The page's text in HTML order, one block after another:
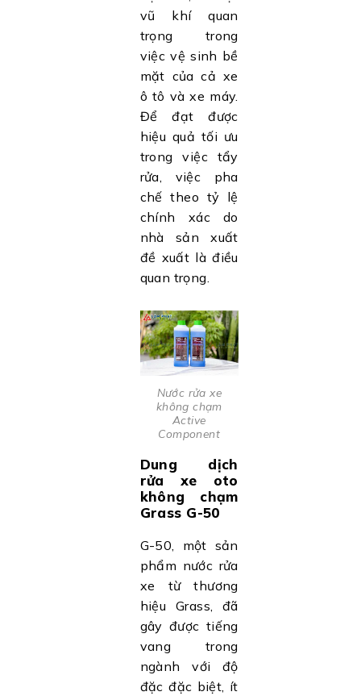
vũ khí quan
trọng trong
việc vệ sinh bề
mặt của cả xe
ô tô và xe máy.
Để đạt được
hiệu quả tối ưu
trong việc tẩy
rửa, việc pha
chế theo tỷ lệ
chính xác do
nhà sản xuất
đề xuất là điều
quan trọng.
Nước rửa xe
không chạm
Active
Component
Dung dịch
rửa xe oto
không chạm
Grass G-50
G-50, một sản
phẩm nước rửa
xe từ thương
hiệu Grass, đã
gây được tiếng
vang trong
ngành với độ
đặc đặc biệt, ít